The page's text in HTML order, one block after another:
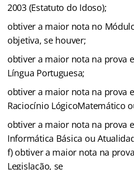
2003 (Estatuto do Idoso);
obtiver a maior nota no
objetiva, se houver;
obtiver a maior nota na prova
Língua Portuguesa;
obtiver a maior nota na prova
Raciocínio LógicoMatemático
obtiver a maior nota na prova
Informática Básica ou
f) obtiver a maior nota na
Legislação, se